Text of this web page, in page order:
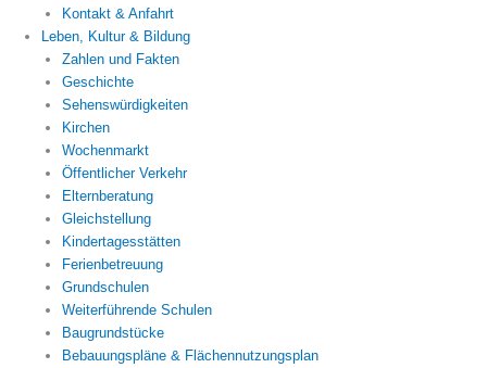
Kontakt & Anfahrt
Leben, Kultur & Bildung
Zahlen und Fakten
Geschichte
Sehenswürdigkeiten
Kirchen
Wochenmarkt
Öffentlicher Verkehr
Elternberatung
Gleichstellung
Kindertagesstätten
Ferienbetreuung
Grundschulen
Weiterführende Schulen
Baugrundstücke
Bebauungspläne & Flächennutzungsplan